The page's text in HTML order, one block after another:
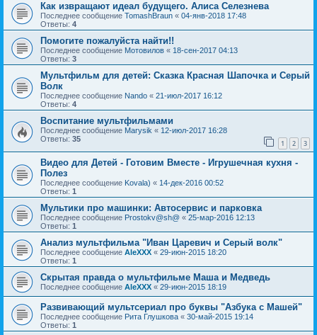
Как извращают идеал будущего. Алиса Селезнева
Последнее сообщение TomashBraun « 04-янв-2018 17:48
Ответы: 4
Помогите пожалуйста найти!!
Последнее сообщение Мотовилов « 18-сен-2017 04:13
Ответы: 3
Мультфильм для детей: Сказка Красная Шапочка и Серый
Волк
Последнее сообщение Nando « 21-июл-2017 16:12
Ответы: 4
Воспитание мультфильмами
Последнее сообщение Marysik « 12-июл-2017 16:28
Ответы: 35 1 2 3
Видео для Детей - Готовим Вместе - Игрушечная кухня -
Полез
Последнее сообщение Kovala) « 14-дек-2016 00:52
Ответы: 1
Мультики про машинки: Автосервис и парковка
Последнее сообщение Prostokv@sh@ « 25-мар-2016 12:13
Ответы: 1
Анализ мультфильма "Иван Царевич и Серый волк"
Последнее сообщение AleXXX « 29-июн-2015 18:20
Ответы: 1
Скрытая правда о мультфильме Маша и Медведь
Последнее сообщение AleXXX « 29-июн-2015 18:19
Развивающий мультсериал про буквы "Азбука с Машей"
Последнее сообщение Рита Глушкова « 30-май-2015 19:14
Ответы: 1